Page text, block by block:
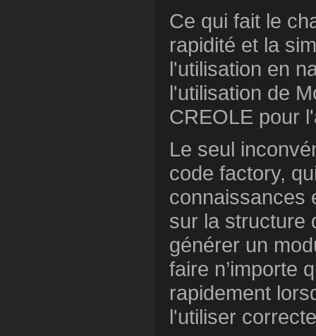
Ce qui fait le
rapidité et la
l'utilisation en
l'utilisation de
CREOLE pour
Le seul
code factory,
connaissances
sur la structure
générer un
faire n’importe
rapidement
l'utiliser